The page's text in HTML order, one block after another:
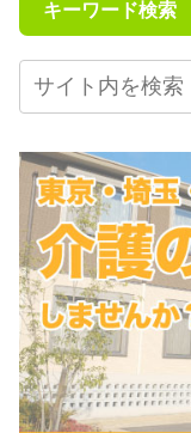
キーワード検索